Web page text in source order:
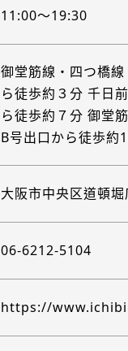
11:00～19:30
御堂筋線・四つ橋
ら徒歩約３分 千日
ら徒歩約７分 御堂
B号出口から徒歩約
大阪市中央区道頓
06-6212-5104
https://